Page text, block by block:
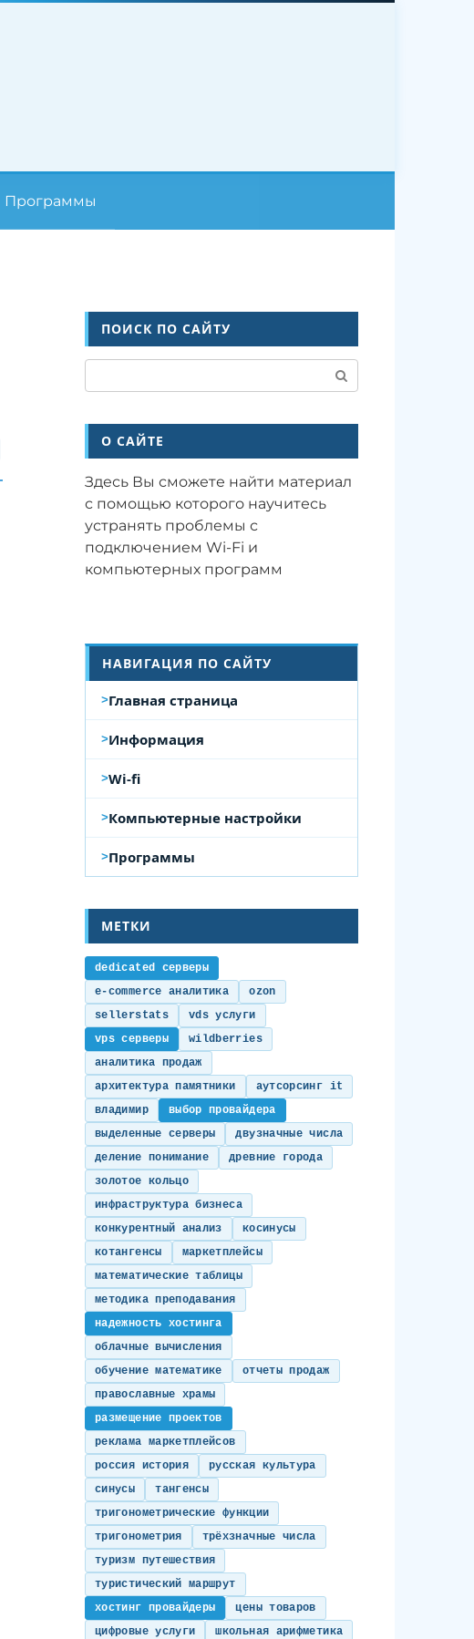
Программы
ПОИСК ПО САЙТУ
О САЙТЕ
Здесь Вы сможете найти материал
с помощью которого научитесь
устранять проблемы с
подключением Wi-Fi и
компьютерных программ
НАВИГАЦИЯ ПО САЙТУ
Главная страница
Информация
Wi-fi
Компьютерные настройки
Программы
МЕТКИ
dedicated серверы
e-commerce аналитика
ozon
sellerstats
vds услуги
vps серверы
wildberries
аналитика продаж
архитектура памятники
аутсорсинг it
владимир
выбор провайдера
выделенные серверы
двузначные числа
деление понимание
древние города
золотое кольцо
инфраструктура бизнеса
конкурентный анализ
косинусы
котангенсы
маркетплейсы
математические таблицы
методика преподавания
надежность хостинга
облачные вычисления
обучение математике
отчеты продаж
православные храмы
размещение проектов
реклама маркетплейсов
россия история
русская культура
синусы
тангенсы
тригонометрические функции
тригонометрия
трёхзначные числа
туризм путешествия
туристический маршрут
хостинг провайдеры
цены товаров
цифровые услуги
школьная арифметика